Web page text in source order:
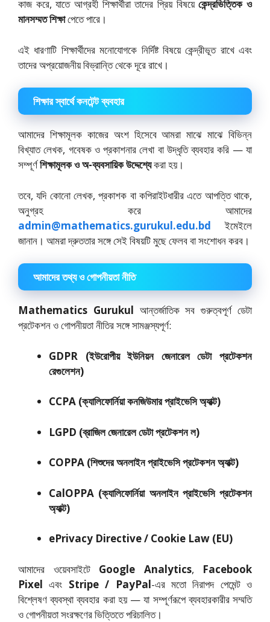
কাজ করে, যাতে আগ্রহী শিক্ষার্থীরা তাদের প্রিয় বিষয়েকেন্দ্রভিত্তিক ও
মানসম্মত শিক্ষাপেতে পারে।
এই ধারণাটি শিক্ষার্থীদের মনোযোগকে নির্দিষ্ট বিষয়ে কেন্দ্রীভূত রাখে এবং
তাদের অপ্রয়োজনীয় বিভ্রান্তি থেকে দূরে রাখে।
শিক্ষার স্বার্থে কনটেন্ট ব্যবহার
আমাদের শিক্ষামূলক কাজের অংশ হিসেবে আমরা মাঝে মাঝে বিভিন্ন
বিখ্যাত লেখক, গবেষক ও প্রকাশনার লেখা বা উদ্ধৃতি ব্যবহার করি — যা
সম্পূর্ণশিক্ষামূলক ও অ-ব্যবসায়িক উদ্দেশ্যেকরা হয়।
তবে, যদি কোনো লেখক, প্রকাশক বা কপিরাইটধারীর এতে আপত্তি থাকে,
অনুগ্রহ করে আমাদের
admin@mathematics.gurukul.edu.bd ইমেইলে
জানান। আমরা দ্রুততার সঙ্গে সেই বিষয়টি মুছে ফেলব বা সংশোধন করব।
আমাদের তথ্য ও গোপনীয়তা নীতি
Mathematics Gurukul আন্তর্জাতিক সব গুরুত্বপূর্ণ ডেটা
প্রটেকশন ও গোপনীয়তা নীতির সঙ্গে সামঞ্জস্যপূর্ণ:
GDPR (ইউরোপীয় ইউনিয়ন জেনারেল ডেটা প্রটেকশন
রেগুলেশন)
CCPA (ক্যালিফোর্নিয়া কনজিউমার প্রাইভেসি অ্যাক্ট)
LGPD (ব্রাজিল জেনারেল ডেটা প্রটেকশন ল)
COPPA (শিশুদের অনলাইন প্রাইভেসি প্রটেকশন অ্যাক্ট)
CalOPPA (ক্যালিফোর্নিয়া অনলাইন প্রাইভেসি প্রটেকশন
অ্যাক্ট)
ePrivacy Directive / Cookie Law (EU)
আমাদের ওয়েবসাইটে Google Analytics, Facebook
Pixel এবং Stripe / PayPal-এর মতো নিরাপদ পেমেন্ট ও
বিশ্লেষণ ব্যবস্থা ব্যবহার করা হয় — যা সম্পূর্ণরূপে ব্যবহারকারীর সম্মতি
ও গোপনীয়তা সংরক্ষণের ভিত্তিতে পরিচালিত।